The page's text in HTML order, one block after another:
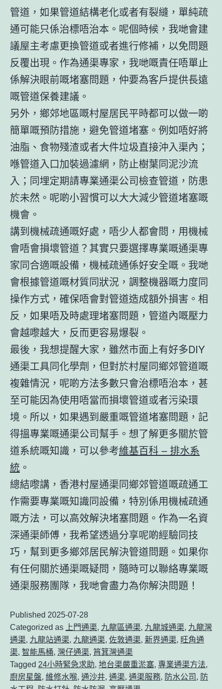
管道，如果管道結構老化或者有裂縫，單純疏
通可能只係治標唔治本。呢個時候，我哋會建
議屋主考慮更換管道或者進行修補，以免問題
反覆出現。作為通渠專家 ，我哋嘅責任唔單止
係解決眼前嘅堵塞問題，仲要為客戶提供長遠
嘅管道保養建議。
另外，鄉郊地區嘅村屋居民平時都可以做一啲
簡單嘅預防措施，避免管道堵塞。例如唔好將
油脂、食物殘渣或者大件垃圾直接沖入渠內；
喺管道入口加裝過濾網，防止樹葉同泥沙流
入；同埋定期請專業通渠公司檢查管道，防患
於未然。呢啲小習慣可以大大減少管道堵塞嘅
機會。
講到機械疏通嘅好處，唔少人都會問，用機械
會唔會損壞管道？其實只要選擇專業嘅通渠專
家同合適嘅設備，機械疏通係好安全嘅。我哋
會根據管道嘅材質同狀況，調整機器嘅力度同
操作方式，確保唔會對管道造成額外損害。相
反，如果唔及時處理堵塞問題，管道內嘅壓力
會越嚟越大，反而更容易爆裂。
最後，我想提醒大家，雖然市面上有好多DIY
通渠工具同化學劑，但對於村屋同鄉郊管道嘅
複雜情況，呢啲方法多數只會治標唔治本，甚
至可能因為使用唔當而損壞管道或者污染環
境。所以，如果遇到嚴重嘅管道堵塞問題，記
得搵專業嘅通渠公司幫手。想了解更多關於管
道系統嘅知識，可以參考維基百科 – 排水系
統 。
總結嚟講， 香港村屋通渠同鄉郊管道嘅疏通工
作需要專業嘅知識同設備，特別係用機械疏通
嘅方法，可以高效解決堵塞問題。作為一名資
深通渠師傅，我希望透過分享呢啲經驗同技
巧，幫到更多鄉郊居民解決管道問題。如果你
有任何關於通渠嘅疑問，隨時可以聯絡專業嘅
通渠服務團隊，我哋會盡力為你解決問題！
Published 2025-07-28
Categorized as
上門通渠, 九龍區通渠, 九龍城通渠, 九龍灣
通渠, 九龍站通渠, 九龍通渠, 佐敦通渠, 新界通渠, 旺角通
渠, 智能馬桶, 灣仔通渠, 筲箕灣通渠
Tagged 24小時緊急求助, 地台渠嚴重淤塞, 專業通渠方法,
廚房星盤, 維修水喉, 通沙井, 通渠, 通渠服務, 防水公司 , 防